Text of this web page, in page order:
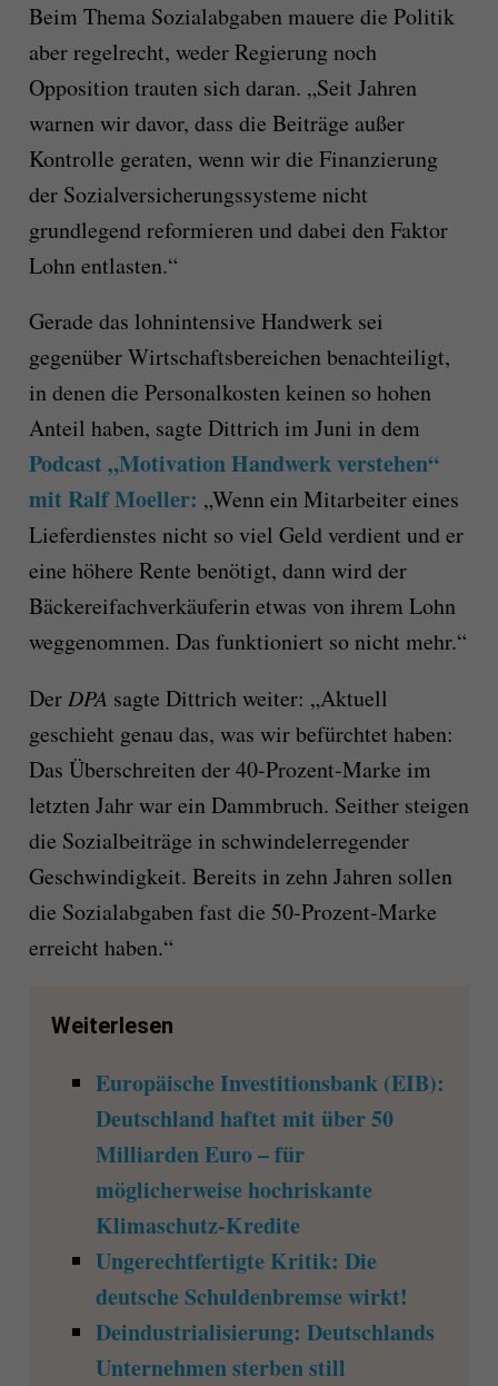
Beim Thema Sozialabgaben mauere die Politik
aber regelrecht, weder Regierung noch
Opposition trauten sich daran. „Seit Jahren
warnen wir davor, dass die Beiträge außer
Kontrolle geraten, wenn wir die Finanzierung
der Sozialversicherungssysteme nicht
grundlegend reformieren und dabei den Faktor
Lohn entlasten.“
Gerade das lohnintensive Handwerk sei
gegenüber Wirtschaftsbereichen benachteiligt,
in denen die Personalkosten keinen so hohen
Anteil haben, sagte Dittrich im Juni in dem
Podcast „Motivation Handwerk verstehen“
mit Ralf Moeller: „Wenn ein Mitarbeiter eines
Lieferdienstes nicht so viel Geld verdient und er
eine höhere Rente benötigt, dann wird der
Bäckereifachverkäuferin etwas von ihrem Lohn
weggenommen. Das funktioniert so nicht mehr.“
DerDPA sagte Dittrich weiter: „Aktuell
geschieht genau das, was wir befürchtet haben:
Das Überschreiten der 40-Prozent-Marke im
letzten Jahr war ein Dammbruch. Seither steigen
die Sozialbeiträge in schwindelerregender
Geschwindigkeit. Bereits in zehn Jahren sollen
die Sozialabgaben fast die 50-Prozent-Marke
erreicht haben.“
Weiterlesen
Europäische Investitionsbank (EIB):
Deutschland haftet mit über 50
Milliarden Euro – für
möglicherweise hochriskante
Klimaschutz-Kredite
Ungerechtfertigte Kritik: Die
deutsche Schuldenbremse wirkt!
Deindustrialisierung: Deutschlands
Unternehmen sterben still